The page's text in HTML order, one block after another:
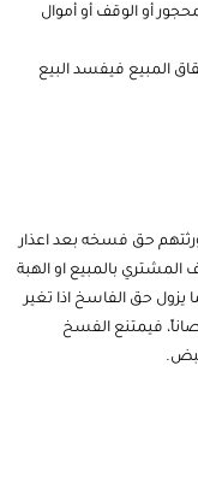
أو الوقف أو أموال
المبيع فيفسد البيع
حق فسخه بعد اعذار
المشتري بالمبيع او الهبة
يزول حق الفاسخ اذا تغير
فيمتنع الفسخ